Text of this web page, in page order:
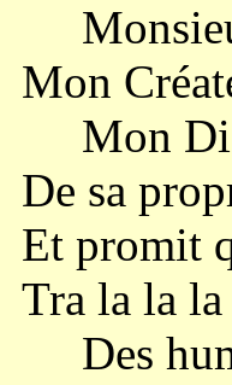
Mon
Mon
De sa
Et promit
Tra la la
Des